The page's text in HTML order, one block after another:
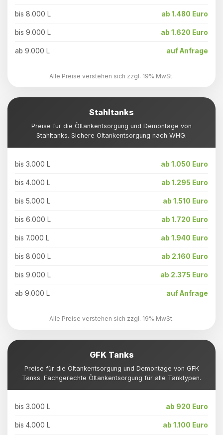
bis 8.000 L ab 1.480 Euro
bis 9.000 L ab 1.620 Euro
ab 9.000 L auf Anfrage
Alle Preise verstehen sich zzgl. 19% MwSt.
Stahltanks
Preise für die Öltankentsorgung und Demontage von
Stahltanks. Sichere Öltankentsorgung nach WHG.
bis 3.000 L ab 1.050 Euro
bis 4.000 L ab 1.295 Euro
bis 5.000 L ab 1.510 Euro
bis 6.000 L ab 1.720 Euro
bis 7.000 L ab 1.940 Euro
bis 8.000 L ab 2.160 Euro
bis 9.000 L ab 2.375 Euro
ab 9.000 L auf Anfrage
Alle Preise verstehen sich zzgl. 19% MwSt.
GFK Tanks
Preise für die Öltankentsorgung und Demontage von GFK
Tanks. Fachgerechte Öltankentsorgung für alle Tanktypen.
bis 3.000 L ab 920 Euro
bis 4.000 L ab 1.100 Euro